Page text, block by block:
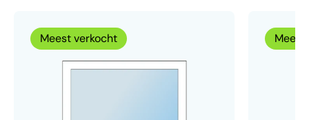
Meest verkocht Meest